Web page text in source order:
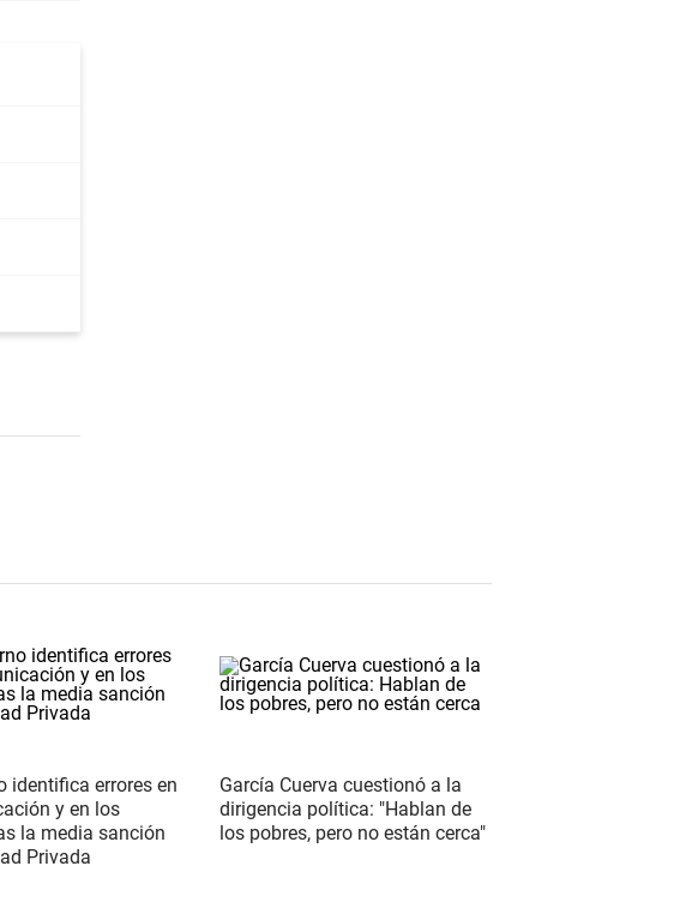
identifica errores en
y en los
la media sanción
Privada
García Cuerva cuestionó a la
dirigencia política: "Hablan de
los pobres, pero no están cerca"